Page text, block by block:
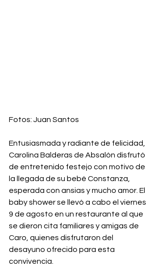
Fotos: Juan Santos
Entusiasmada y radiante de felicidad,
Carolina Balderas de Absalón disfrutó
de entretenido festejo con motivo de
la llegada de su bebé Constanza,
esperada con ansias y mucho amor. El
baby shower se llevó a cabo el viernes
9 de agosto en un restaurante al que
se dieron cita familiares y amigas de
Caro, quienes disfrutaron del
desayuno ofrecido para esta
convivencia.